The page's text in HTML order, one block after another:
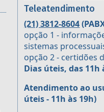
Teleatendimento
(21) 3812-8604
opção 1 -
sistemas
opção 2 - certidões
Dias úteis, das 11h
Atendimento ao
úteis - 11h às 19h)